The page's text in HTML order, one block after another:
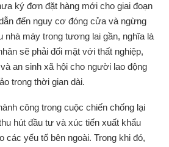
ký đơn đặt hàng mới cho giai đoạn
đến nguy cơ đóng cửa và ngừng
nhà máy trong tương lai gần, nghĩa là
sẽ phải đối mặt với thất nghiệp,
an sinh xã hội cho người lao động
trong thời gian dài.
công trong cuộc chiến chống lại
hút đầu tư và xúc tiến xuất khẩu
các yếu tố bên ngoài. Trong khi đó,